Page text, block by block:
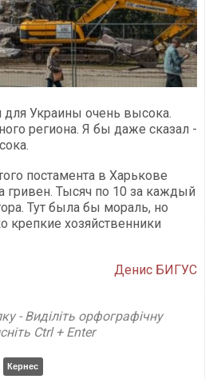
Украины очень высока.
региона. Я бы даже сказал -
постамента в Харькове
гривен. Тысяч по 10 за каждый
Тут была бы мораль, но
крепкие хозяйственники
Денис БИГУС
- Виділіть орфографічну
Ctrl + Enter
Кернес